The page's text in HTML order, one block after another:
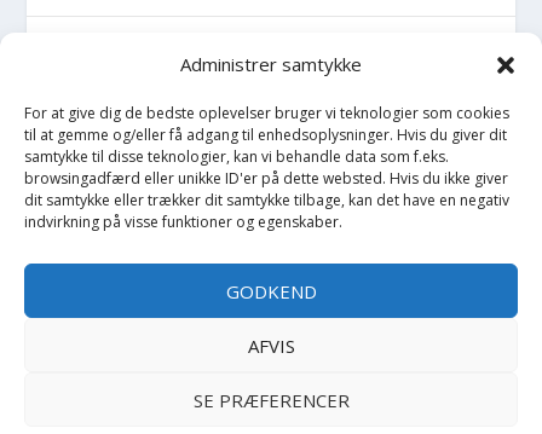
Administrer samtykke
For at give dig de bedste oplevelser bruger vi teknologier som cookies
til at gemme og/eller få adgang til enhedsoplysninger. Hvis du giver dit
samtykke til disse teknologier, kan vi behandle data som f.eks.
browsingadfærd eller unikke ID'er på dette websted. Hvis du ikke giver
dit samtykke eller trækker dit samtykke tilbage, kan det have en negativ
indvirkning på visse funktioner og egenskaber.
GODKEND
AFVIS
SE PRÆFERENCER
Vildthegn
vækstdug
Maling